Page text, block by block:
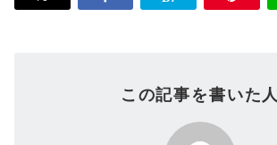
この記事を書いた人